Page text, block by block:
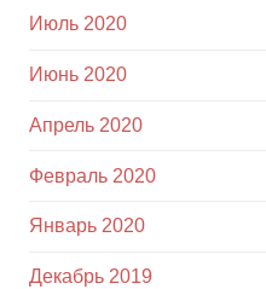
Июль 2020
Июнь 2020
Апрель 2020
Февраль 2020
Январь 2020
Декабрь 2019